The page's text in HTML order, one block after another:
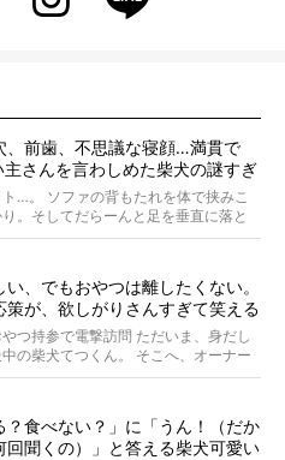
、前歯、不思議な寝顔…満貫で
さんを言わしめた柴犬の謎すぎ
。
…。 ソファの背もたれを体で挟みこ
。そしてだらーんと足を垂直に落と
、でもおやつは離したくない。
策が、欲しがりさんすぎて笑える
つ持参で電撃訪問 ただいま、身だし
の柴犬てつくん。 そこへ、オーナー
？食べない？」に「うん！（だか
回聞くの）」と答える柴犬可愛い